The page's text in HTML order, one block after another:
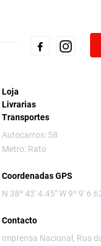
Loja
Livrarias
Transportes
Autocarros: 58
Metro: Rato
Coordenadas GPS
N 38º 43' 4.45" W 9º 9'
Contacto
Imprensa Nacional, Rua